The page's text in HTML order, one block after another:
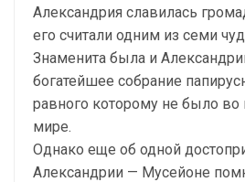
Александрия славилась
его считали одним из семи
Знаменита была и
богатейшее собрание
равного которому не было во
мире.
Однако еще об одной
Александрии — Мусейоне